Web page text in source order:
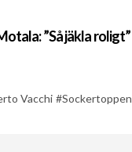
”Så jäkla roligt”
Vacchi Sockertoppen